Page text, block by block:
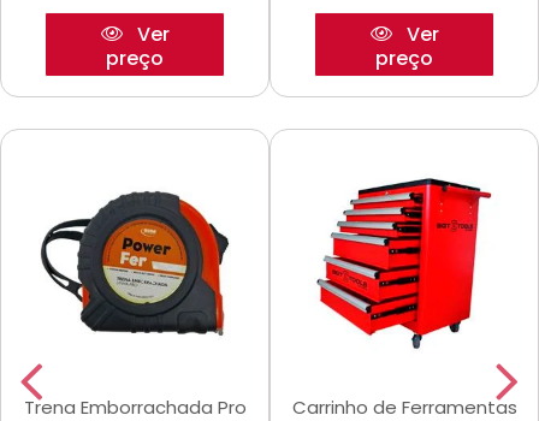
Ver
preço
Ver
preço
Trena Emborrachada Pro
Carrinho de Ferramentas